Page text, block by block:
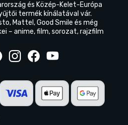
és Közép-Kelet-Európa
termék kínálatával vár.
Mattel, Good Smile és még
– anime, film, sorozat, rajzfilm